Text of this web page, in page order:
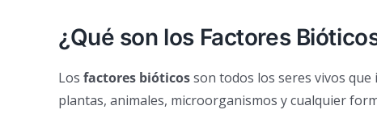
¿Qué son los Factores
Los factores bióticosson todos los seres vivos
plantas, animales, microorganismos y cualquier